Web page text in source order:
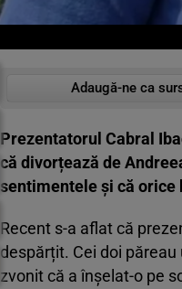
Adaugă-ne ca
Prezentatorul Cabral
că divorțează de
sentimentele și că orice
Recent s-a aflat că
despărțit. Cei doi
zvonit că a înșelat-o pe